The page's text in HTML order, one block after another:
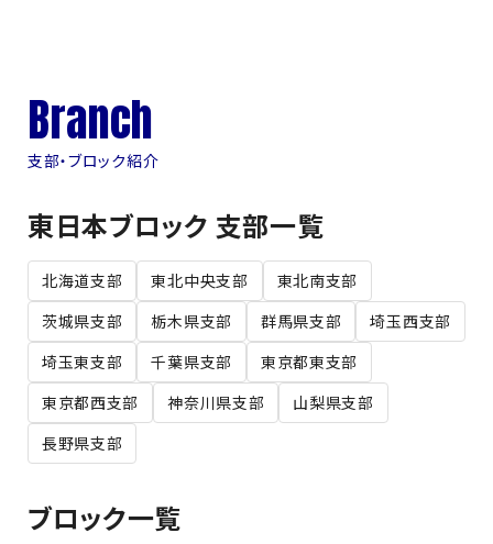
Branch
支部・ブロック紹介
東日本ブロック 支部一覧
北海道支部 東北中央支部
東北南支部
茨城県支部
栃木県支部 群馬県支部
埼玉西支部
埼玉東支部
千葉県支部
東京都東支部
東京都西支部
神奈川県支部
山梨県支部
長野県支部
ブロック一覧